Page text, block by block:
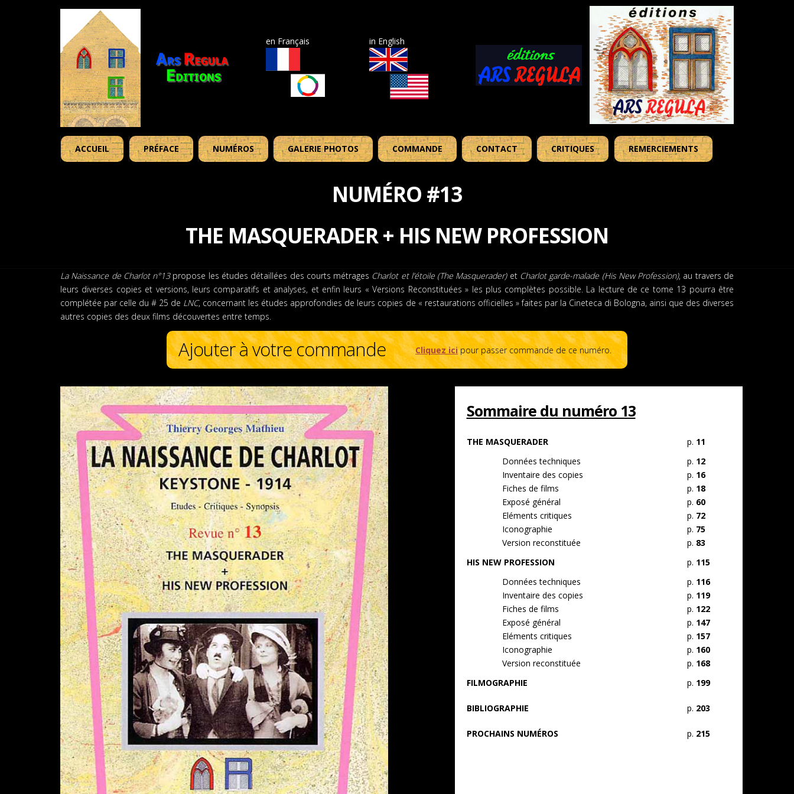
in English
en Français
ACCUEIL PRÉFACE NUMÉROS GALERIE PHOTOS COMMANDE CONTACT CRITIQUES REMERCIEMENTS
NUMÉRO #13
THE MASQUERADER + HIS NEW PROFESSION
La Naissance de Charlot n°13propose les études détaillées des courts métrages Charlot et l’étoile (The Masquerader)et Charlot garde-malade (His New Profession), au travers de
leurs diverses copies et versions, leurs comparatifs et analyses, et enfin leurs « Versions Reconstituées » les plus complètes possible. La lecture de ce tome 13 pourra être
complétée par celle du # 25 de LNC, concernant les études approfondies de leurs copies de « restaurations officielles » faites par la Cineteca di Bologna, ainsi que des diverses
autres copies des deux films découvertes entre temps.
Ajouter à votre commande Cliquez icipour passer commande de ce numéro.
Sommaire du numéro 13
THE MASQUERADER p. 11
Données techniques
p. 12
Inventaire des copies
p. 16
Fiches de films
p. 18
Exposé général
p. 60
Eléments critiques
p. 72
Iconographie
p. 75
Version reconstituée
p. 83
HIS NEW PROFESSION
p. 115
Données techniques
p. 116
Inventaire des copies
p. 119
Fiches de films
p. 122
Exposé général
p. 147
Eléments critiques
p. 157
Iconographie
p. 160
Version reconstituée
p. 168
FILMOGRAPHIE
p. 199
BIBLIOGRAPHIE p. 203
PROCHAINS NUMÉROS p. 215